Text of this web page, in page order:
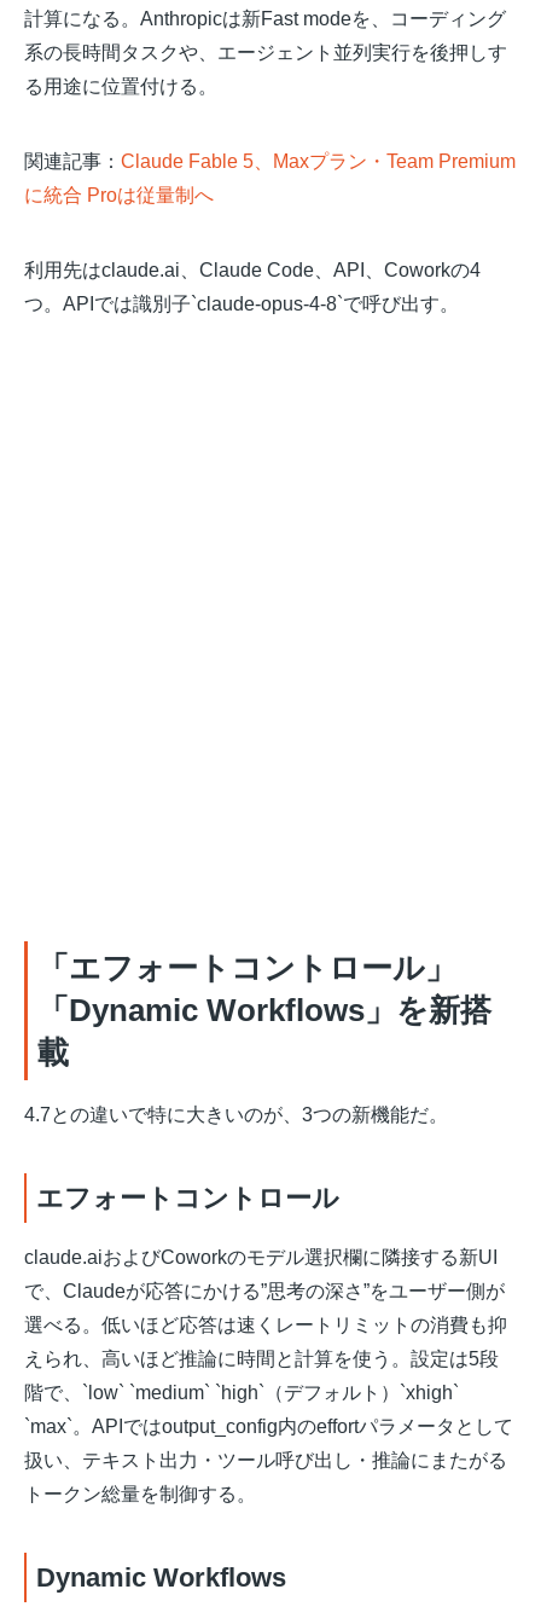
計算になる。Anthropicは新Fast modeを、コーディング
系の長時間タスクや、エージェント並列実行を後押しす
る用途に位置付ける。
関連記事： Claude Fable 5、Maxプラン・Team Premium
に統合 Proは従量制へ
利用先はclaude.ai、Claude Code、API、Coworkの4
つ。APIでは識別子`claude-opus-4-8`で呼び出す。
「エフォートコントロール」
「Dynamic Workflows」を新搭
載
4.7との違いで特に大きいのが、3つの新機能だ。
エフォートコントロール
claude.aiおよびCoworkのモデル選択欄に隣接する新UI
で、Claudeが応答にかける”思考の深さ”をユーザー側が
選べる。低いほど応答は速くレートリミットの消費も抑
えられ、高いほど推論に時間と計算を使う。設定は5段
階で、`low` `medium` `high`（デフォルト）`xhigh`
`max`。APIではoutput_config内のeffortパラメータとして
扱い、テキスト出力・ツール呼び出し・推論にまたがる
トークン総量を制御する。
Dynamic Workflows